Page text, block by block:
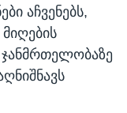
აჩვენებს,
ჯანმრთელობაზე